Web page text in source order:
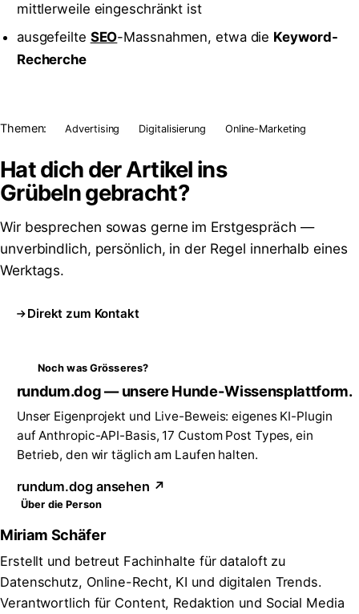
mittlerweile eingeschränkt ist
ausgefeilte SEO-Massnahmen, etwa die Keyword-
Recherche
Themen: Advertising Digitalisierung Online-Marketing
Hat dich der Artikel ins
Grübelngebracht?
Wir besprechen sowas gerne im Erstgespräch —
unverbindlich, persönlich, in der Regel innerhalb eines
Werktags.
Direkt zum Kontakt
Noch was Grösseres?
rundum.dog — unsere Hunde-Wissensplattform.
Unser Eigenprojekt und Live-Beweis: eigenes KI-Plugin
auf Anthropic-API-Basis, 17 Custom Post Types, ein
Betrieb, den wir täglich am Laufen halten.
rundum.dog ansehen ↗
Über die Person
Miriam Schäfer
Erstellt und betreut Fachinhalte für dataloft zu
Datenschutz, Online-Recht, KI und digitalen Trends.
Verantwortlich für Content, Redaktion und Social Media